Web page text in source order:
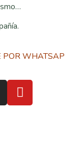
POR WHATSAP